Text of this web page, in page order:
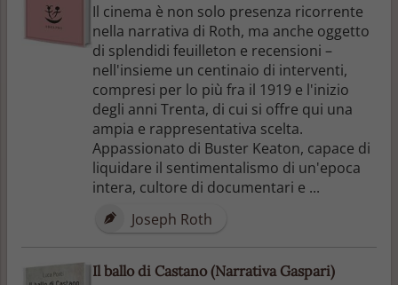
Il cinema è non solo presenza ricorrente
nella narrativa di Roth, ma anche oggetto
di splendidi feuilleton e recensioni –
nell'insieme un centinaio di interventi,
compresi per lo più fra il 1919 e l'inizio
degli anni Trenta, di cui si offre qui una
ampia e rappresentativa scelta.
Appassionato di Buster Keaton, capace di
liquidare il sentimentalismo di un'epoca
intera, cultore di documentari e ...
Joseph Roth
Il ballo di Castano (Narrativa Gaspari)